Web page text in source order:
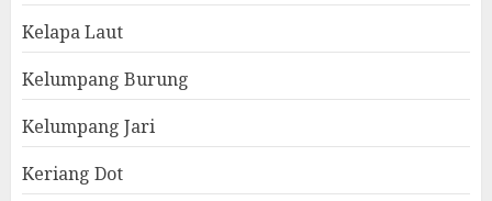
Kelapa Laut
Kelumpang Burung
Kelumpang Jari
Keriang Dot